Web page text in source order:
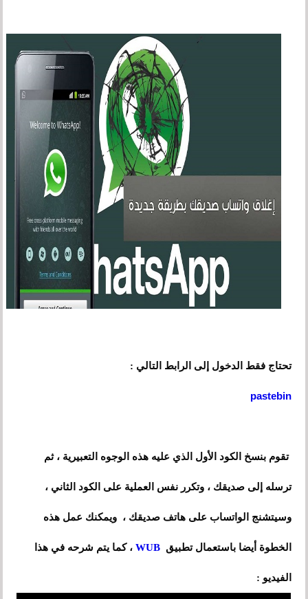
تحتاج فقط الدخول إلى الرابط التالي :
pastebin
تقوم بنسخ الكود الأول الذي عليه هذه الوجوه التعبيرية ، ثم
ترسله إلى صديقك ، وتكرر نفس العملية على الكود الثاني ،
وسيتشنج الواتساب على هاتف صديقك ، ويمكنك عمل هذه
الخطوة أيضا باستعمال تطبيق WUB ، كما يتم شرحه في هذا
الفيديو :